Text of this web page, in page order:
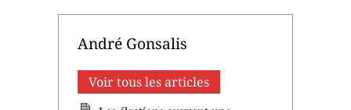
André Gonsalis
Voir tous les articles